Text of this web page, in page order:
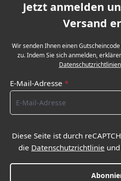
Jetzt anmelden
Versand
Wir senden Ihnen einen
zu. Indem Sie sich anmelden,
Datenschutzrichtlinien
E-Mail-Adresse *
Diese Seite ist durch
die Datenschutzrichtlinie und